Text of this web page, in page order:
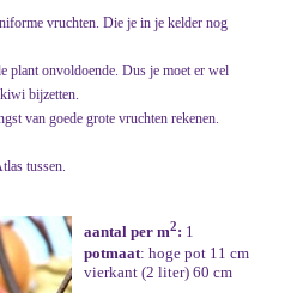
vruchten. Die je in je kelder nog
plant onvoldoende. Dus je moet er wel
bijzetten.
van goede grote vruchten rekenen.
tussen.
aantal per m2: 1
potmaat: hoge pot 11 cm
vierkant (2 liter) 60 cm